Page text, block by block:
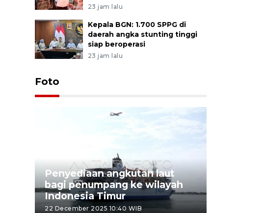
23 jam lalu
Kepala BGN: 1.700 SPPG di
daerah angka stunting tinggi
siap beroperasi
23 jam lalu
Foto
Penyediaan angkutan laut
bagi penumpang ke wilayah
Indonesia Timur
22 December 2025 10:40 WIB